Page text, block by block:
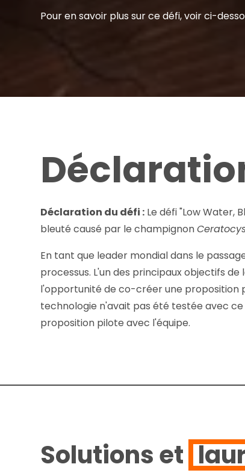
Pour en savoir plus sur ce défi, voir ci-
Déclaration du défi : Le défi "Low Water,
bleuté causé par le champignon
En tant que leader mondial dans le
processus. L'un des principaux objectifs
l'opportunité de co-créer une proposition
technologie n'avait pas été testée avec
proposition pilote avec l'équipe.
Solutions et